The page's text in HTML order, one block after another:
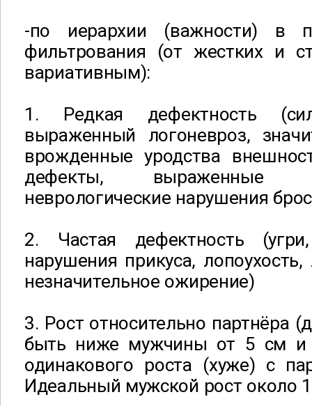
-по иерархии (важности) в
фильтрования (от жестких и
вариативным):
1. Редкая дефектность
выраженный логоневроз,
врожденные уродства
дефекты, выраженные
неврологические нарушения
2. Частая дефектность
нарушения прикуса,
незначительное ожирение)
3. Рост относительно партнёра
быть ниже мужчины от 5 см и
одинакового роста (хуже) с
Идеальный мужской рост около